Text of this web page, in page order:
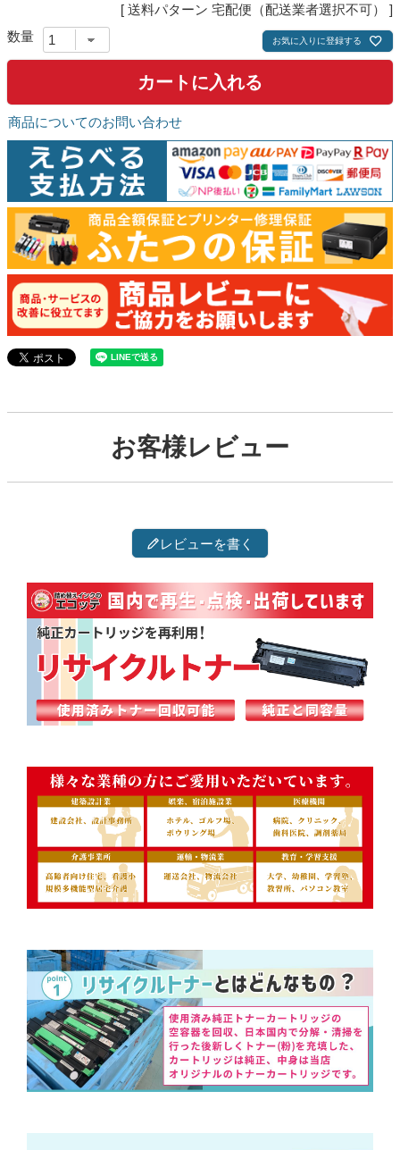
送料パターン 宅配便（配送業者選択不可）
お気に入りに登録する
カートに入れる
商品についてのお問い合わせ
お客様レビュー
レビューを書く